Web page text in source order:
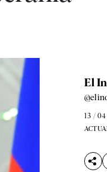
El
13 /